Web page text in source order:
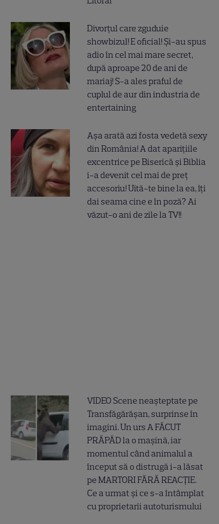
Divorțul care zguduie
showbizul! E oficial! Și-au spus
adio în cel mai mare secret,
după aproape 20 de ani de
mariaj! S-a ales praful de
cuplul de aur din industria de
entertaining
Așa arată azi fosta vedetă sexy
din România! A dat aparițiile
excentrice pe Biserică și Biblia
i-a devenit cel mai de preț
accesoriu! Uită-te bine la ea, îți
dai seama cine e în poză? Ai
văzut-o ani de zile la TV!!
VIDEO Scene neașteptate pe
Transfăgărășan, surprinse în
imagini. Un urs A FĂCUT
PRĂPĂD la o mașină, iar
momentul când animalul a
început să o distrugă i-a lăsat
pe MARTORI FĂRĂ REACȚIE.
Ce a urmat și ce s-a întâmplat
cu proprietarii autoturismului